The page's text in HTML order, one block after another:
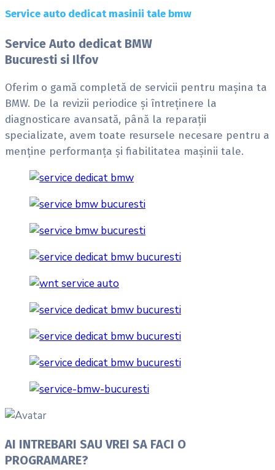
Service auto dedicat masinii tale bmw
Service Auto dedicat BMW
Bucuresti si Ilfov
Oferim o gamă completă de servicii pentru mașina ta
BMW. De la revizii periodice și întreținere la
diagnosticare avansată, până la reparații
specializate, avem toate resursele necesare pentru a
menține performanța și fiabilitatea mașinii tale.
AI INTREBARI SAU VREI SA FACI O
PROGRAMARE?